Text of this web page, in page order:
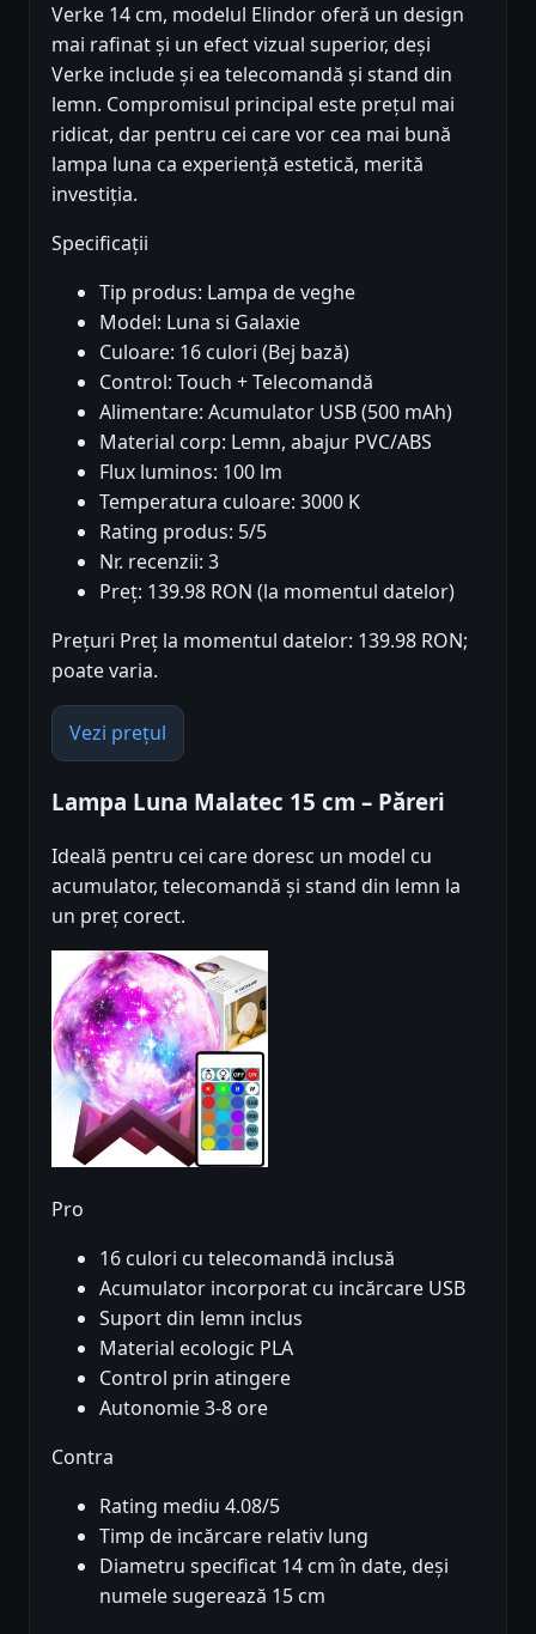
Verke 14 cm, modelul Elindor oferă un design
mai rafinat și un efect vizual superior, deși
Verke include și ea telecomandă și stand din
lemn. Compromisul principal este prețul mai
ridicat, dar pentru cei care vor cea mai bună
lampa luna ca experiență estetică, merită
investiția.
Specificații
Tip produs: Lampa de veghe
Model: Luna si Galaxie
Culoare: 16 culori (Bej bază)
Control: Touch + Telecomandă
Alimentare: Acumulator USB (500 mAh)
Material corp: Lemn, abajur PVC/ABS
Flux luminos: 100 lm
Temperatura culoare: 3000 K
Rating produs: 5/5
Nr. recenzii: 3
Preț: 139.98 RON (la momentul datelor)
Prețuri Preț la momentul datelor: 139.98 RON;
poate varia.
Vezi prețul
Lampa Luna Malatec 15 cm – Păreri
Ideală pentru cei care doresc un model cu
acumulator, telecomandă și stand din lemn la
un preț corect.
Pro
16 culori cu telecomandă inclusă
Acumulator incorporat cu incărcare USB
Suport din lemn inclus
Material ecologic PLA
Control prin atingere
Autonomie 3-8 ore
Contra
Rating mediu 4.08/5
Timp de incărcare relativ lung
Diametru specificat 14 cm în date, deși
numele sugerează 15 cm